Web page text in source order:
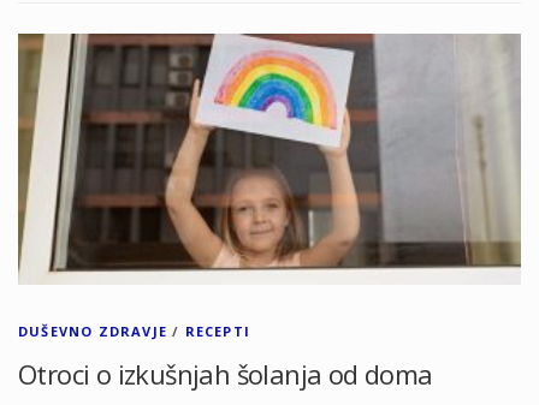
DUŠEVNO ZDRAVJE / RECEPTI
Otroci o izkušnjah šolanja od doma